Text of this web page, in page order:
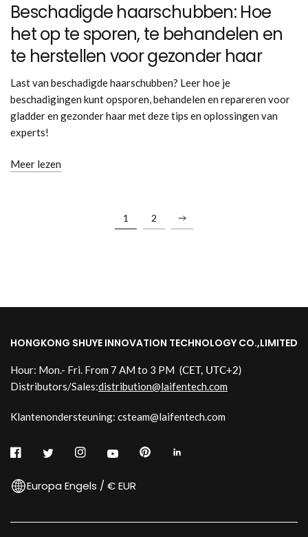
Beschadigde haarschubben: Hoe
het op te sporen, te behandelen en
te herstellen voor gezonder haar
Last van beschadigde haarschubben? Leer hoe je
beschadigingen kunt opsporen, behandelen en repareren voor
gladder en gezonder haar met deze tips en oplossingen van
experts!
Meer lezen
1 2
HONGKONG SHUYE INNOVATION TECHNOLOGY CO.,LIMITED
Hour: Mon.- Fri. From 7 AM to 3 PM (CET, UTC+2)
Distributors/Sales:distribution@laifentech.com
Klantenondersteuning: csteam@laifentech.com
Europa Engels / € EUR